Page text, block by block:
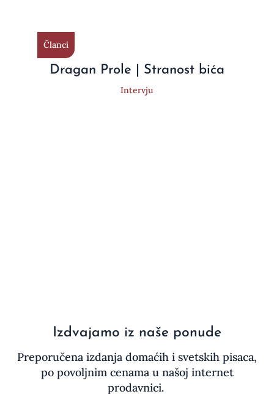
Članci
Dragan Prole | Stranost bića
Intervju
Izdvajamo iz naše ponude
Preporučena izdanja domaćih i svetskih pisaca,
po povoljnim cenama u našoj internet
prodavnici.